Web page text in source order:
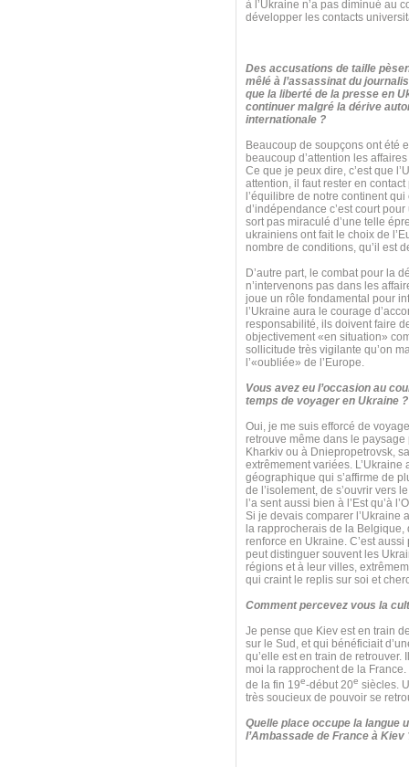
à l’Ukraine n’a pas diminué au
développer les contacts
Des accusations de taille
mêlé à l’assassinat du
que la liberté de la presse en
continuer malgré la dérive
internationale ?
Beaucoup de soupçons ont été
beaucoup d’attention les
Ce que je peux dire, c’est que
attention, il faut rester en
l’équilibre de notre continent
d’indépendance c’est court
sort pas miraculé d’une telle
ukrainiens ont fait le choix de
nombre de conditions, qu’il est
D’autre part, le combat pour la
n’intervenons pas dans les
joue un rôle fondamental pour
l’Ukraine aura le courage
responsabilité, ils doivent faire
objectivement «en situation»
sollicitude très vigilante qu’on
l’«oubliée» de l’Europe.
Vous avez eu l’occasion au
temps de voyager en Ukraine
Oui, je me suis efforcé de
retrouve même dans le paysage
Kharkiv ou à Dniepropetrovsk,
extrêmement variées.
géographique qui s’affirme de
de l’isolement, de s’ouvrir vers
l’a sent aussi bien à l’Est qu’à
Si je devais comparer l’Ukraine
la rapprocherais de la Belgique,
renforce en Ukraine. C’est
peut distinguer souvent les
régions et à leur villes,
qui craint le replis sur soi et
Comment percevez vous la
Je pense que Kiev est en train
sur le Sud, et qui bénéficiait
qu’elle est en train de
moi la rapprochent de la
de la fin 19e-début 20e siècles.
très soucieux de pouvoir se
Quelle place occupe la langue
l’Ambassade de France à Kiev